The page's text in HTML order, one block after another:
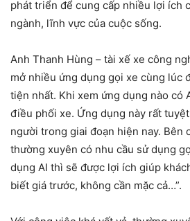
phát triển để cung cấp nhiều lợi ích
ngành, lĩnh vực của cuộc sống.
Anh Thanh Hùng – tài xế xe công
mở nhiều ứng dụng gọi xe cùng lúc
tiện nhất. Khi xem ứng dụng nào có
điều phối xe. Ứng dụng này rất
người trong giai đoạn hiện nay. Bên
thường xuyên có nhu cầu sử dụng
dụng AI thì sẽ được lợi ích giúp
biết giá trước, không cần mặc cả…”.